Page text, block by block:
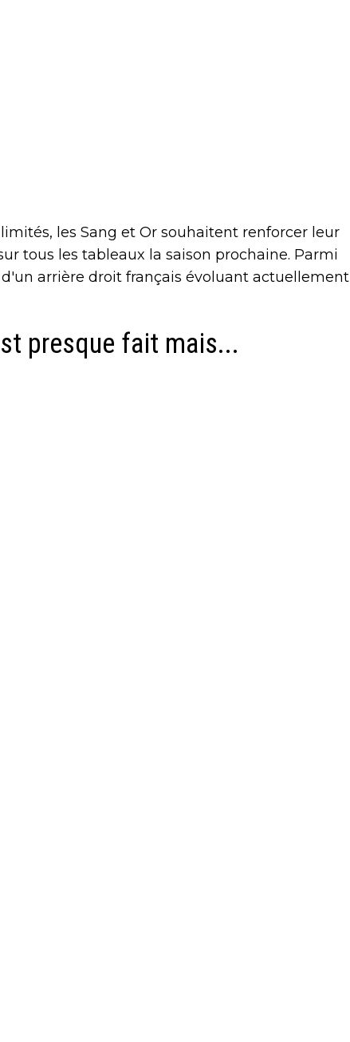
les Sang et Or souhaitent renforcer leur
tous les tableaux la saison prochaine. Parmi
arrière droit français évoluant actuellement
presque fait mais...